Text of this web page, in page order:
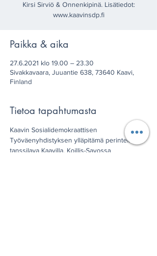
Kirsi Sirviö & Onnenkipinä. Lisätiedot:
www.kaavinsdp.fi
Paikka & aika
27.6.2021 klo 19.00 – 23.30
Sivakkavaara, Juuantie 638, 73640 Kaavi,
Finland
Tietoa tapahtumasta
Kaavin Sosialidemokraattisen
Työväenyhdistyksen ylläpitämä perinteikäs
tanssilava Kaavilla, Koillis-Savossa